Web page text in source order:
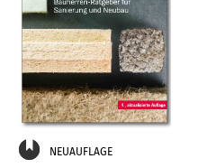
NEUAUFLAGE